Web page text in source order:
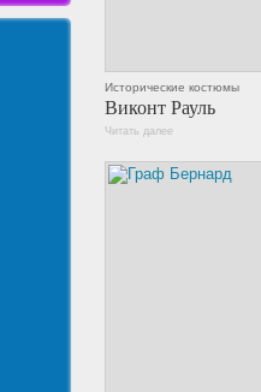
Исторические костюмы
Виконт Рауль
Читать далее